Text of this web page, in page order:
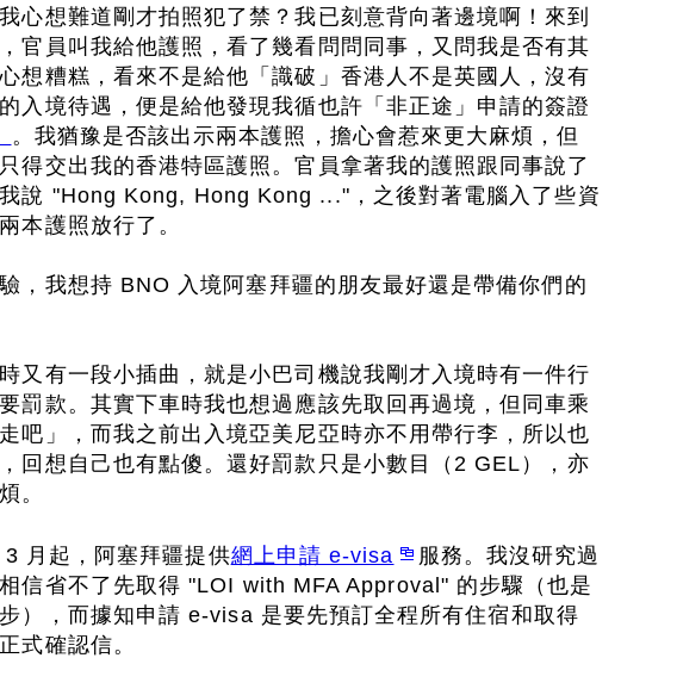
心想難道剛才拍照犯了禁？我已刻意背向著邊境啊！來到
官員叫我給他護照，看了幾看問問同事，又問我是否有其
想糟糕，看來不是給他「識破」香港人不是英國人，沒有
入境待遇，便是給他發現我循也許「非正途」申請的簽證
。我猶豫是否該出示兩本護照，擔心會惹來更大麻煩，但
得交出我的香港特區護照。官員拿著我的護照跟同事說了
說 "Hong Kong, Hong Kong ..."，之後對著電腦入了些資
本護照放行了。
，我想持 BNO 入境阿塞拜疆的朋友最好還是帶備你們的
又有一段小插曲，就是小巴司機說我剛才入境時有一件行
罰款。其實下車時我也想過應該先取回再過境，但同車乘
吧」，而我之前出入境亞美尼亞時亦不用帶行李，所以也
回想自己也有點傻。還好罰款只是小數目（2 GEL），亦
。
月起，阿塞拜疆提供網上申請 e-visa
服務。我沒研究過
信省不了先取得 "LOI with MFA Approval" 的步驟（也是
），而據知申請 e-visa 是要先預訂全程所有住宿和取得
式確認信。